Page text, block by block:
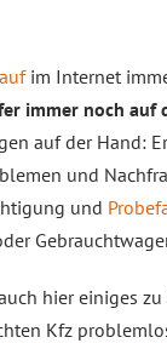
im Internet
immer noch auf
auf der Hand:
und
und
hier einiges
Kfz